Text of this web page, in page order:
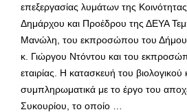
επεξεργασίας λυμάτων της
Δημάρχου και Προέδρου της ΔΕΥΑ
Μανώλη, του εκπροσώπου του Δήμου
κ. Γιώργου Ντόντου και του
εταιρίας. Η κατασκευή του βιολογικού
συμπληρωματικά με το έργο του
Συκουρίου, το οποίο …